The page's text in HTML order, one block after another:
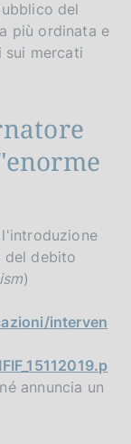
del
più ordinata e
sui mercati
del debito
)
interven
annuncia un